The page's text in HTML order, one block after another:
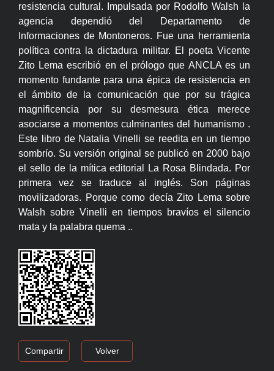
resistencia cultural. Impulsada por Rodolfo Walsh la
agencia dependió del Departamento de
Informaciones de Montoneros. Fue una herramienta
política contra la dictadura militar. El poeta Vicente
Zito Lema escribió en el prólogo que ANCLA es un
momento fundante para una épica de resistencia en
el ámbito de la comunicación que por su trágica
magnificencia por su desmesura ética merece
asociarse a momentos culminantes del humanismo .
Este libro de Natalia Vinelli se reedita en un tiempo
sombrío. Su versión original se publicó en 2000 bajo
el sello de la mítica editorial La Rosa Blindada. Por
primera vez se traduce al inglés. Son páginas
movilizadoras. Porque como decía Zito Lema sobre
Walsh sobre Vinelli en tiempos bravíos el silencio
mata y la palabra quema ..
Compartir Volver